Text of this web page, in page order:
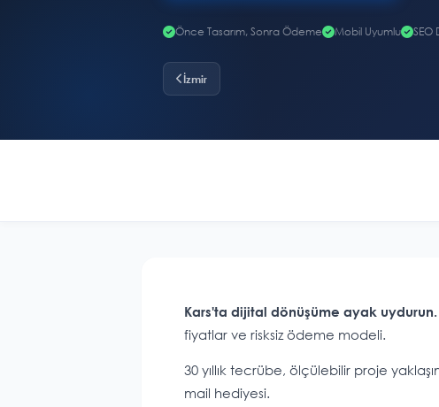
Önce Tasarım, Sonra Ödeme Mobil Uyumlu SEO
İzmir
Kars'ta dijital dönüşüme ayak uydurun.
fiyatlar ve risksiz ödeme modeli.
30 yıllık tecrübe, ölçülebilir proje
mail hediyesi.